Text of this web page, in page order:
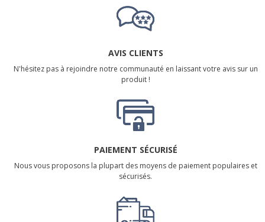
AVIS CLIENTS
N'hésitez pas à rejoindre notre communauté en laissant votre avis sur un
produit !
PAIEMENT SÉCURISÉ
Nous vous proposons la plupart des moyens de paiement populaires et
sécurisés.